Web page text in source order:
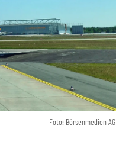
Foto: Börsenmedien AG